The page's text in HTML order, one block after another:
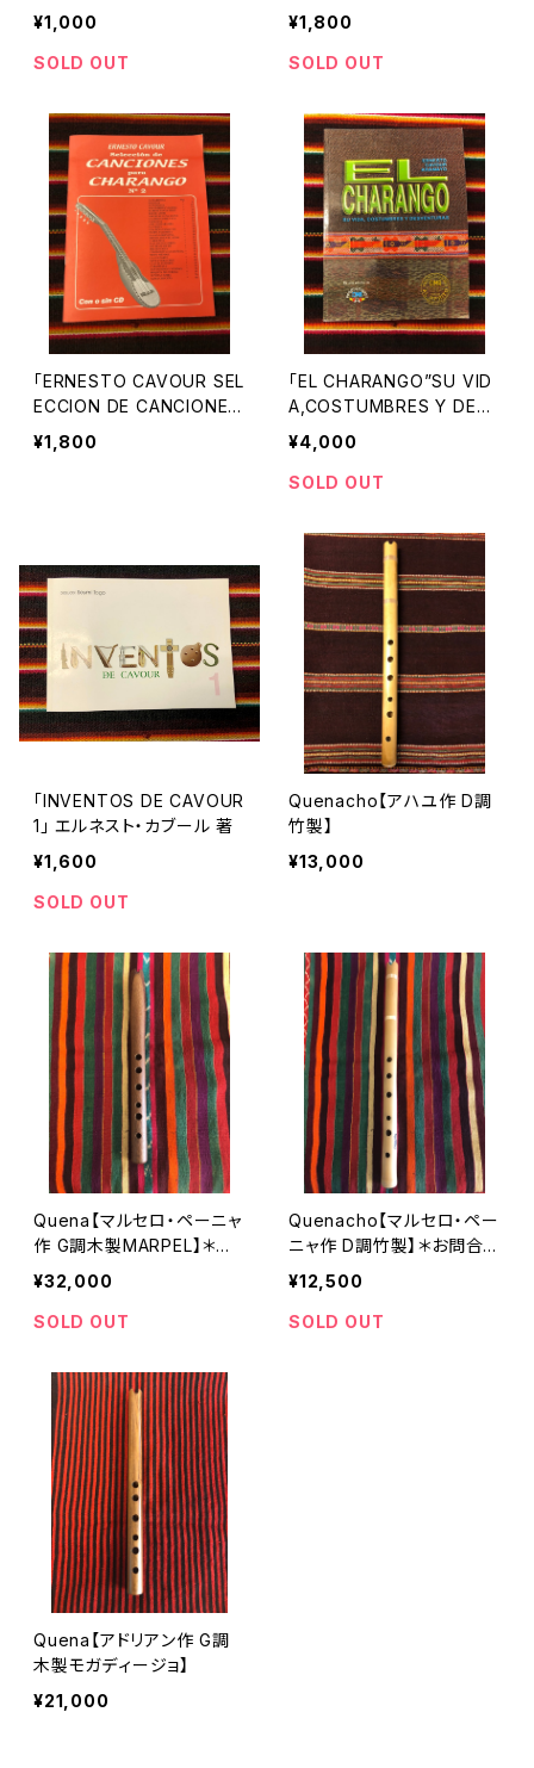
ネスト・カブール著
¥1,000
SOLD OUT
PARA CHARANGO No.1」
（チャランゴ歌集） エルネス
ト・カブール著
¥1,800
SOLD OUT
「ERNESTO CAVOUR SEL
ECCION DE CANCIONES
PARA CHARANGO No.2」
（チャランゴ歌集） エルネス
¥1,800
「EL CHARANGO”SU VID
A,COSTUMBRES Y DES
VENTURAS”」 エルネスト・
カブール 著
¥4,000
SOLD OUT
「INVENTOS DE CAVOUR
1」 エルネスト・カブール 著
¥1,600
SOLD OUT
Quenacho【アハユ作 D調
竹製】
¥13,000
Quena【マルセロ・ペーニャ
作 G調木製MARPEL】＊お
問合わせください
¥32,000
SOLD OUT
Quenacho【マルセロ・ペー
ニャ作 D調竹製】＊お問合
わせください
¥12,500
SOLD OUT
Quena【アドリアン作 G調
木製モガディージョ】
¥21,000